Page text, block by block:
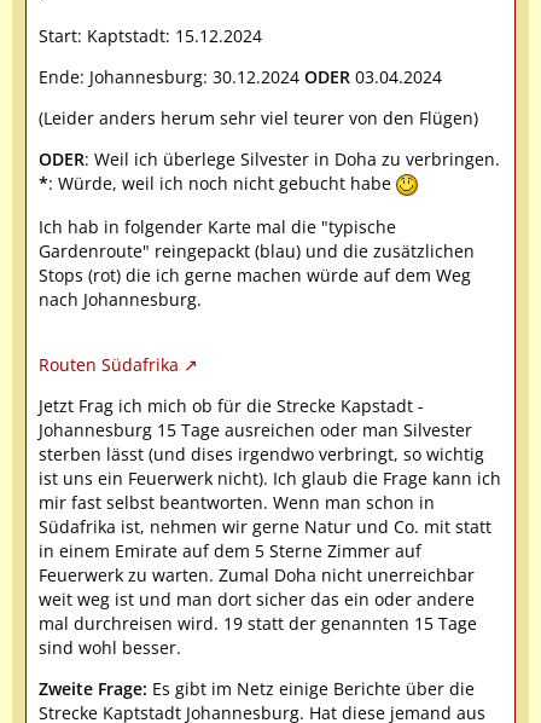
Start: Kaptstadt: 15.12.2024
Ende: Johannesburg: 30.12.2024 ODER 03.04.2024
(Leider anders herum sehr viel teurer von den Flügen)
ODER: Weil ich überlege Silvester in Doha zu verbringen.
*: Würde, weil ich noch nicht gebucht habe
Ich hab in folgender Karte mal die "typische
Gardenroute" reingepackt (blau) und die zusätzlichen
Stops (rot) die ich gerne machen würde auf dem Weg
nach Johannesburg.
Routen Südafrika
Jetzt Frag ich mich ob für die Strecke Kapstadt -
Johannesburg 15 Tage ausreichen oder man Silvester
sterben lässt (und dises irgendwo verbringt, so wichtig
ist uns ein Feuerwerk nicht). Ich glaub die Frage kann ich
mir fast selbst beantworten. Wenn man schon in
Südafrika ist, nehmen wir gerne Natur und Co. mit statt
in einem Emirate auf dem 5 Sterne Zimmer auf
Feuerwerk zu warten. Zumal Doha nicht unerreichbar
weit weg ist und man dort sicher das ein oder andere
mal durchreisen wird. 19 statt der genannten 15 Tage
sind wohl besser.
Zweite Frage: Es gibt im Netz einige Berichte über die
Strecke Kaptstadt Johannesburg. Hat diese jemand aus